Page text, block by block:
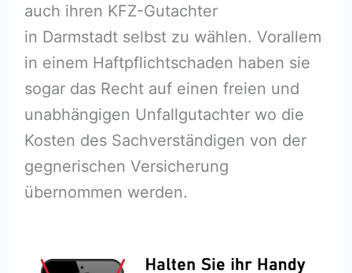
auch ihren KFZ-Gutachter
in Darmstadt selbst zu wählen. Vorallem
in einem Haftpflichtschaden haben sie
sogar das Recht auf einen freien und
unabhängigen Unfallgutachter wo die
Kosten des Sachverständigen von der
gegnerischen Versicherung
übernommen werden.